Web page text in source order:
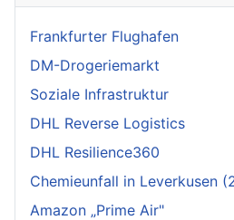
Frankfurter Flughafen
DM-Drogeriemarkt
Soziale Infrastruktur
DHL Reverse Logistics
DHL Resilience360
Chemieunfall in Leverkusen
Amazon „Prime Air"